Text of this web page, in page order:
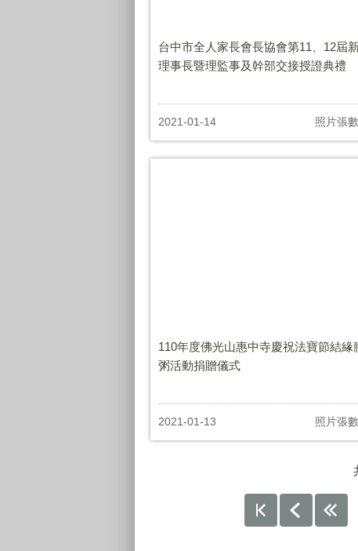
台中市全人家長會長協會第11、12屆
理事長暨理監事及幹部交接授證典禮
2021-01-14 照片張數
110年度佛光山惠中寺慶祝法寶節結緣
粥活動捐贈儀式
2021-01-13 照片張數